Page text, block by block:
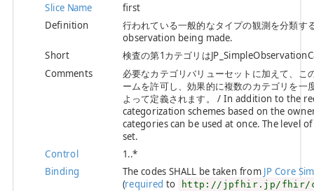
Slice Name
first
Definition
行われている一般的なタイプの観測を分類
observation being made.
Short
検査の第1カテゴリは
Comments
必要なカテゴリバリューセットに加えて、
ームを許可し、効果的に複数のカテゴリを
よって定義されます。 / In addition to the
categorization schemes based on the
categories can be used at once. The level
set.
Control
1..*
Binding
The codes SHALL be taken from JP Core
(required to http://jpfhir.jp/fhir/